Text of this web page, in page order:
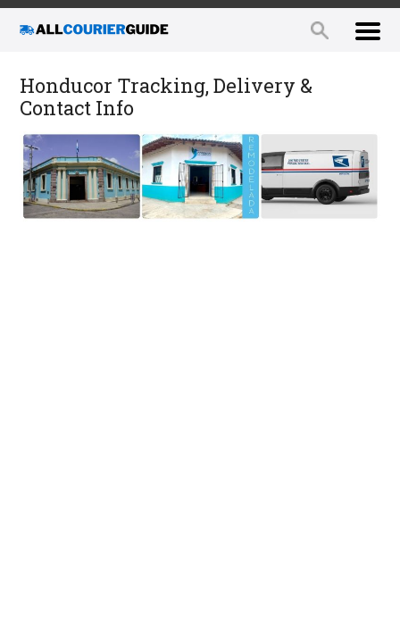
Honducor Tracking, Delivery &
Contact Info